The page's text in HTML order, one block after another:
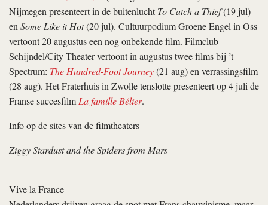
Nijmegen presenteert in de buitenluchtTo Catch a Thief(19 jul)
enSome Like it Hot(20 jul). Cultuurpodium Groene Engel in Oss
vertoont 20 augustus een nog onbekende film. Filmclub
Schijndel/City Theater vertoont in augustus twee films bij ’t
Spectrum: The Hundred-Foot Journey(21 aug) en verrassingsfilm
(28 aug). Het Fraterhuis in Zwolle tenslotte presenteert op 4 juli de
Franse succesfilmLa famille Bélier.
Info op de sites van de filmtheaters
Ziggy Stardust and the Spiders from Mars
Vive la France